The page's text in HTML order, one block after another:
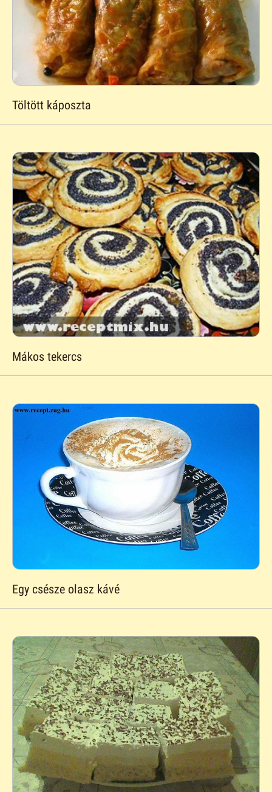
Töltött káposzta
Mákos tekercs
Egy csésze olasz kávé